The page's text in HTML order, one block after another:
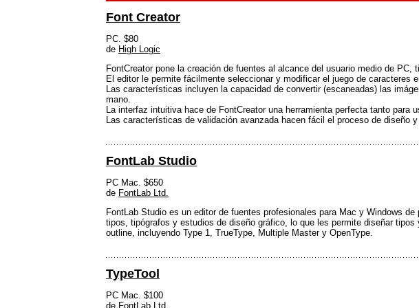
Font Creator
PC. $80
de High Logic
FontCreator pone la creación de fuentes al alcance del usuario medio de PC,
El editor le permite fácilmente seleccionar y modificar el juego de caracteres
Las características incluyen la capacidad de convertir (escaneadas) las
mano.
La interfaz intuitiva hace de FontCreator una herramienta perfecta tanto para
Las características de validación avanzada hacen fácil el proceso de diseño
FontLab Studio
PC Mac. $650
de FontLab Ltd.
FontLab Studio es un editor de fuentes profesionales para Mac y Windows
tipos, tipógrafos y estudios de diseño gráfico, lo que les permite diseñar
outline, incluyendo Type 1, TrueType, Multiple Master y OpenType.
TypeTool
PC Mac. $100
de FontLab Ltd.